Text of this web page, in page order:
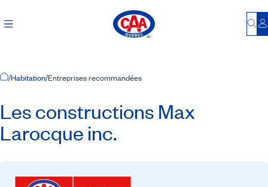
Accueil
/Habitation/Entreprises recommandées
Les constructions Max
Larocque inc.